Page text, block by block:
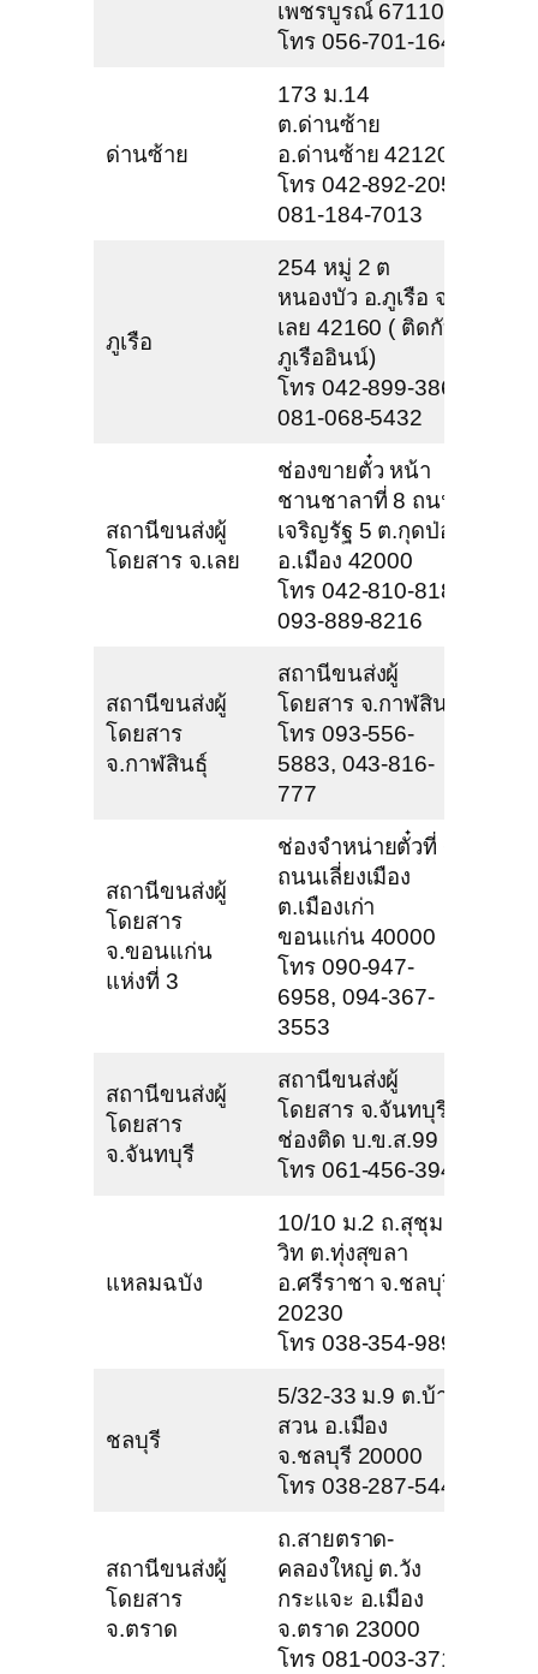
เพชรบูรณ์ 67110
โทร 056-701-164
ด่านซ้าย
173 ม.14
ต.ด่านซ้าย
อ.ด่านซ้าย 42120
โทร 042-892-205,
081-184-7013
ภูเรือ
254 หมู่ 2 ต
หนองบัว อ.ภูเรือ จ
เลย 42160 ( ติดกับ
ภูเรืออินน์)
โทร 042-899-386,
081-068-5432
สถานีขนส่งผู้
โดยสาร จ.เลย
ช่องขายตั๋ว หน้า
ชานชาลาที่ 8 ถนน
เจริญรัฐ 5 ต.กุดป่อง
อ.เมือง 42000
โทร 042-810-818,
093-889-8216
สถานีขนส่งผู้
โดยสาร
จ.กาฬสินธุ์
สถานีขนส่งผู้
โดยสาร จ.กาฬสินธุ์
โทร 093-556-
5883, 043-816-
777
สถานีขนส่งผู้
โดยสาร
จ.ขอนแก่น
แห่งที่ 3
ช่องจำหน่ายตั๋วที่ 6
ถนนเลี่ยงเมือง
ต.เมืองเก่า
ขอนแก่น 40000
โทร 090-947-
6958, 094-367-
3553
สถานีขนส่งผู้
โดยสาร
จ.จันทบุรี
สถานีขนส่งผู้
โดยสาร จ.จันทบุรี
ช่องติด บ.ข.ส.99
โทร 061-456-3945
แหลมฉบัง
10/10 ม.2 ถ.สุชุม
วิท ต.ทุ่งสุขลา
อ.ศรีราชา จ.ชลบุรี
20230
โทร 038-354-989
ชลบุรี
5/32-33 ม.9 ต.บ้าน
สวน อ.เมือง
จ.ชลบุรี 20000
โทร 038-287-544
สถานีขนส่งผู้
โดยสาร
จ.ตราด
ถ.สายตราด-
คลองใหญ่ ต.วัง
กระแจะ อ.เมือง
จ.ตราด 23000
โทร 081-003-3711